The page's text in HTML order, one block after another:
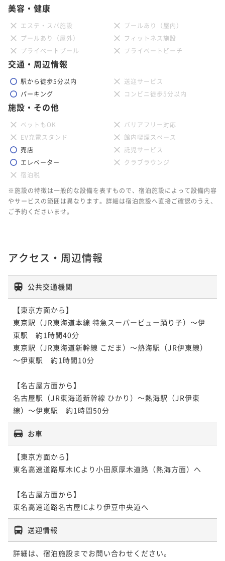
美容・健康
エステ・スパ施設
プールあり（屋内）
プールあり（屋外）
フィットネス施設
プライベートプール
プライベートビーチ
交通・周辺情報
駅から徒歩5分以内
送迎サービス
パーキング
コンビニ徒歩5分以内
施設・その他
ペットもOK
バリアフリー対応
EV充電スタンド
館内喫煙スペース
売店
託児サービス
エレベーター
クラブラウンジ
宿泊税
※施設の特徴は一般的な設備を表すもので、宿泊施設によって設備内容
やサービスの範囲は異なります。詳細は宿泊施設へ直接ご確認のうえ、
ご予約くださいませ。
アクセス・周辺情報
公共交通機関
【東京方面から】
東京駅（JR東海道本線 特急スーパービュー踊り子）～伊
東駅　約1時間40分
東京駅（JR東海道新幹線 こだま）～熱海駅（JR伊東線）
～伊東駅　約1時間10分
【名古屋方面から】
名古屋駅（JR東海道新幹線 ひかり）～熱海駅（JR伊東
線）～伊東駅　約1時間50分
お車
【東京方面から】
東名高速道路厚木ICより小田原厚木道路（熱海方面）へ
【名古屋方面から】
東名高速道路名古屋ICより伊豆中央道へ
送迎情報
詳細は、宿泊施設までお問い合わせください。